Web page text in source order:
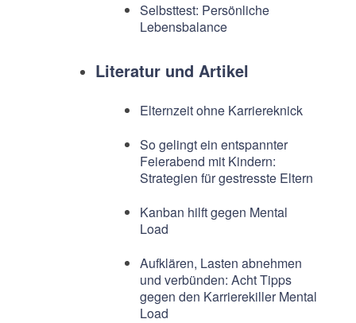
Selbsttest: Persönliche
Lebensbalance
Literatur und Artikel
Elternzeit ohne Karriereknick
So gelingt ein entspannter
Feierabend mit Kindern:
Strategien für gestresste Eltern
Kanban hilft gegen Mental
Load
Aufklären, Lasten abnehmen
und verbünden: Acht Tipps
gegen den Karrierekiller Mental
Load